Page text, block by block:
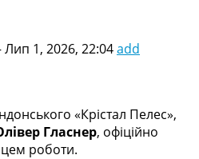
Ліга
Лип 1, 2026, 22:04add
«Крістал Пелес»,
Гласнер, офіційно
роботи.